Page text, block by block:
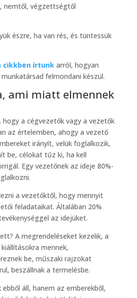
nemtől, végzettségtől
észre, ha van rés, és tüntessük
cikkben írtunkarról, hogyan
felmondani készül.
ami miatt elmennek
hogy a cégvezetők vagy a vezetők
az értelemben, ahogy a vezető
irányít, velük foglalkozik,
be, célokat tűz ki, ha kell
Egy vezetőnek az ideje 80%-
a vezetőktől, hogy mennyit
feladataikat. Általában 20%
az idejüket.
A megrendeléseket kezelik, a
mennek,
be, műszaki rajzokat
beszállnak a termelésbe.
áll, hanem az emberekből,